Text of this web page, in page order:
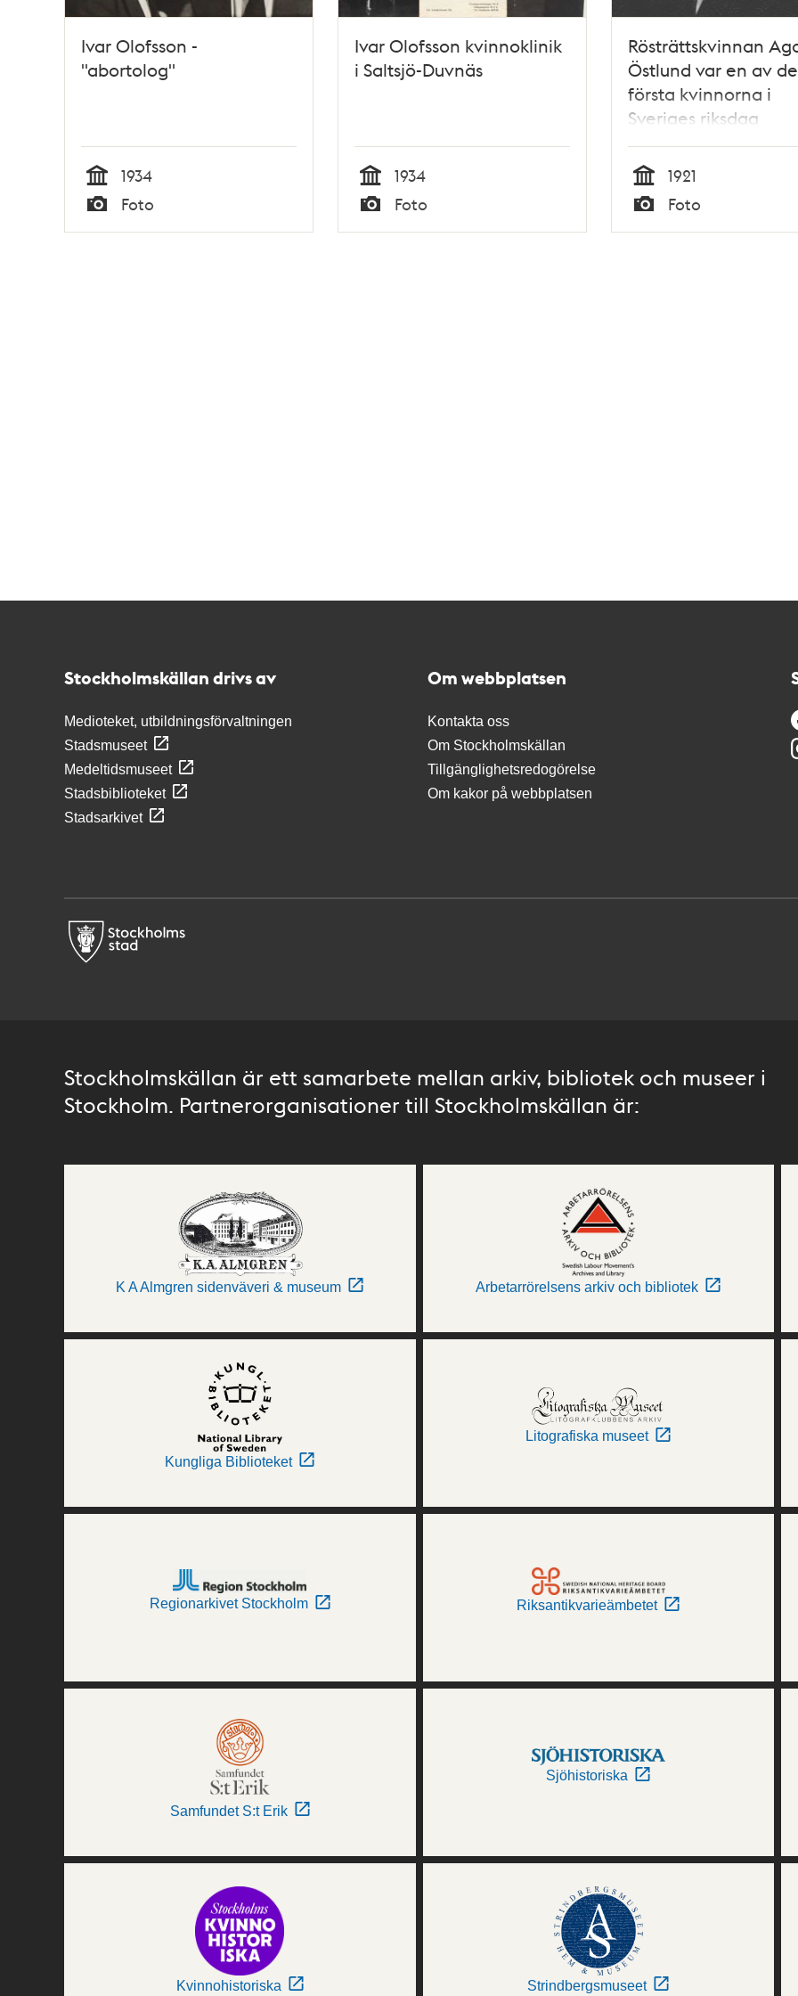
Ivar Olofsson -
"abortolog"
Tid
1934
Typ
Foto
Ivar Olofsson kvinnoklinik
i Saltsjö-Duvnäs
Tid
1934
Typ
Foto
Rösträttskvinnan
Östlund var en av de
första kvinnorna i
Sveriges riksdag
Tid
1921
Typ
Foto
Stockholmskällan drivs av
Medioteket, utbildningsförvaltningen
Stadsmuseet
Medeltidsmuseet
Stadsbiblioteket
Stadsarkivet
Om webbplatsen
Kontakta oss
Om Stockholmskällan
Tillgänglighetsredogörelse
Om kakor på webbplatsen
Stockholmskällan är ett samarbete mellan arkiv, bibliotek och museer i
Stockholm. Partnerorganisationer till Stockholmskällan är:
K A Almgren sidenväveri & museum Arbetarrörelsens arkiv och bibliotek
Kungliga Biblioteket
Litografiska museet
Regionarkivet Stockholm Riksantikvarieämbetet
Samfundet S:t Erik
Sjöhistoriska
Kvinnohistoriska Strindbergsmuseet